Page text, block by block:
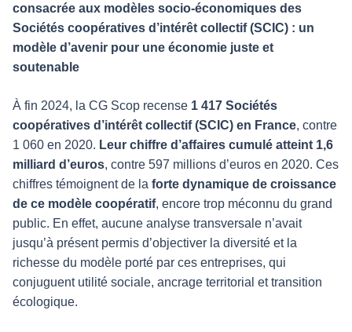
consacrée aux modèles socio-économiques des
Sociétés coopératives d’intérêt collectif (SCIC) : un
modèle d’avenir pour une économie juste et
soutenable
À fin 2024, la CG Scop recense 1 417 Sociétés
coopératives d’intérêt collectif (SCIC) en France, contre
1 060 en 2020. Leur chiffre d’affaires cumulé atteint 1,6
milliard d’euros, contre 597 millions d’euros en 2020. Ces
chiffres témoignent de la forte dynamique de croissance
de ce modèle coopératif, encore trop méconnu du grand
public. En effet, aucune analyse transversale n’avait
jusqu’à présent permis d’objectiver la diversité et la
richesse du modèle porté par ces entreprises, qui
conjuguent utilité sociale, ancrage territorial et transition
écologique.